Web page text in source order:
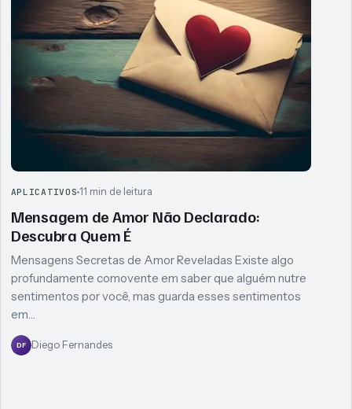
APLICATIVOS 11 min de leitura
Mensagem de Amor Não Declarado:
Descubra Quem É
Mensagens Secretas de Amor Reveladas Existe algo
profundamente comovente em saber que alguém nutre
sentimentos por você, mas guarda esses sentimentos
em…
DF Diego Fernandes